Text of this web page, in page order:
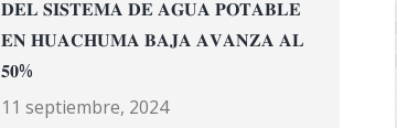
𝐃𝐄𝐋 𝐒𝐈𝐒𝐓𝐄𝐌𝐀 𝐃𝐄 𝐀𝐆𝐔𝐀 𝐏𝐎𝐓𝐀𝐁𝐋𝐄
𝐄𝐍 𝐇𝐔𝐀𝐂𝐇𝐔𝐌𝐀 𝐁𝐀𝐉𝐀 𝐀𝐕𝐀𝐍𝐙𝐀 𝐀𝐋
𝟓𝟎%
11 septiembre, 2024